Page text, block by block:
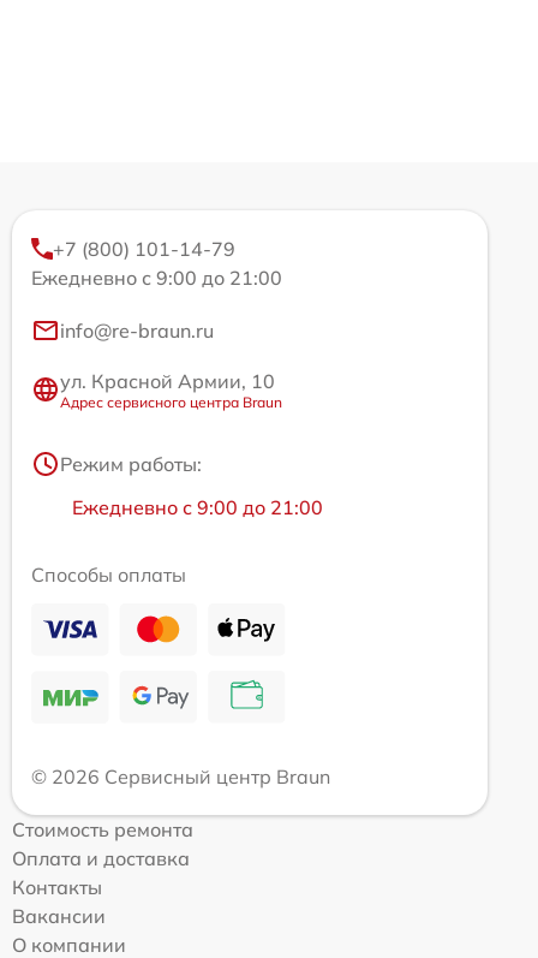
+7 (800) 101-14-79
Ежедневно с 9:00 до 21:00
info@re-braun.ru
ул. Красной Армии, 10
Адрес сервисного центра Braun
Режим работы:
Ежедневно с 9:00 до 21:00
Способы оплаты
© 2026 Сервисный центр Braun
Стоимость ремонта
Оплата и доставка
Контакты
Вакансии
О компании